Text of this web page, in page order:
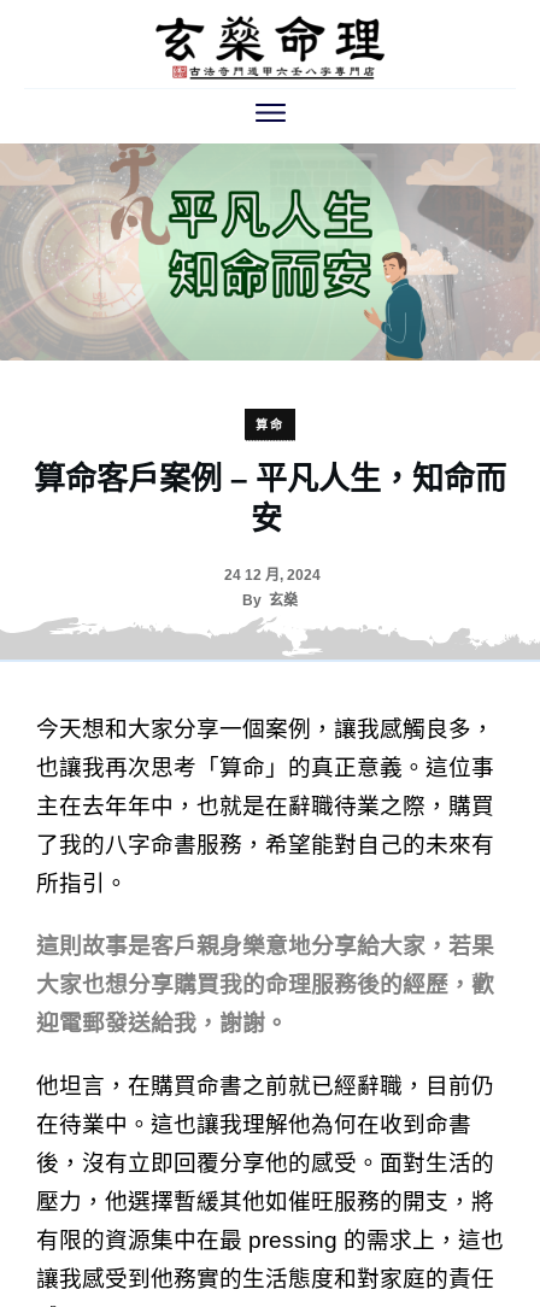
算命
算命客戶案例 – 平凡人生，知命而
安
24 12 月, 2024
By 玄燊
今天想和大家分享一個案例，讓我感觸良多，
也讓我再次思考「算命」的真正意義。這位事
主在去年年中，也就是在辭職待業之際，購買
了我的八字命書服務，希望能對自己的未來有
所指引。
這則故事是客戶親身樂意地分享給大家，若果
大家也想分享購買我的命理服務後的經歷，歡
迎電郵發送給我，謝謝。
他坦言，在購買命書之前就已經辭職，目前仍
在待業中。這也讓我理解他為何在收到命書
後，沒有立即回覆分享他的感受。面對生活的
壓力，他選擇暫緩其他如催旺服務的開支，將
有限的資源集中在最 pressing 的需求上，這也
讓我感受到他務實的生活態度和對家庭的責任